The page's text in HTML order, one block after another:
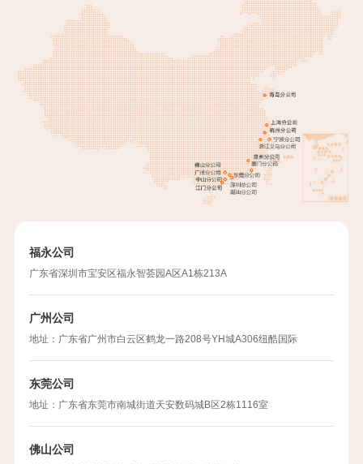
福永公司
广东省深圳市宝安区福永智荟园A区A1栋213A
广州公司
地址：广东省广州市白云区鹤龙一路208号YH城A306纽酷国际
东莞公司
地址：广东省东莞市南城街道天安数码城B区2栋1116室
佛山公司